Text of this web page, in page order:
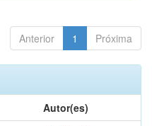
Anterior 1 Próxima
Autor(es)